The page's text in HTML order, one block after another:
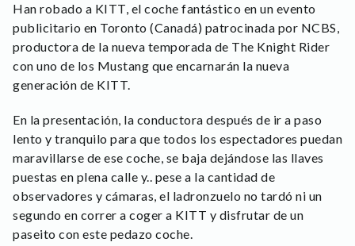
Han robado a KITT, el coche fantástico en un evento
publicitario en Toronto (Canadá) patrocinada por NCBS,
productora de la nueva temporada de The Knight Rider
con uno de los Mustang que encarnarán la nueva
generación de KITT.
En la presentación, la conductora después de ir a paso
lento y tranquilo para que todos los espectadores puedan
maravillarse de ese coche, se baja dejándose las llaves
puestas en plena calle y.. pese a la cantidad de
observadores y cámaras, el ladronzuelo no tardó ni un
segundo en correr a coger a KITT y disfrutar de un
paseito con este pedazo coche.